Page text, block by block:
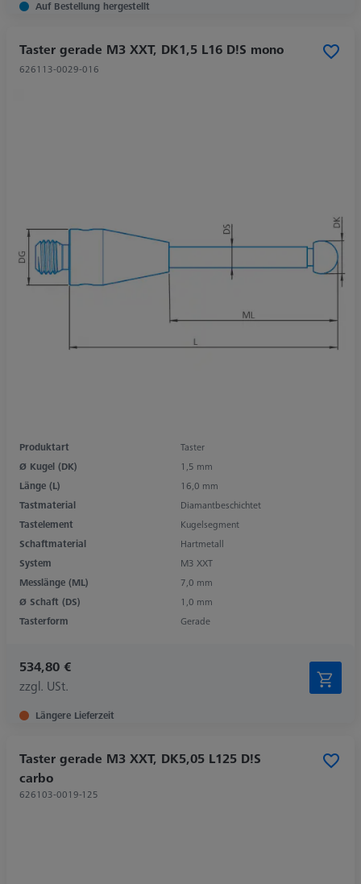
Auf Bestellung hergestellt
Taster gerade M3 XXT, DK1,5 L16 D!S mono
626113-0029-016
Produktart
Taster
Ø Kugel (DK)
1,5 mm
Länge (L)
16,0 mm
Tastmaterial
Diamantbeschichtet
Tastelement
Kugelsegment
Schaftmaterial
Hartmetall
System
M3 XXT
Messlänge (ML)
7,0 mm
Ø Schaft (DS)
1,0 mm
Tasterform
Gerade
534,80 €
zzgl. USt.
Längere Lieferzeit
Taster gerade M3 XXT, DK5,05 L125 D!S
carbo
626103-0019-125